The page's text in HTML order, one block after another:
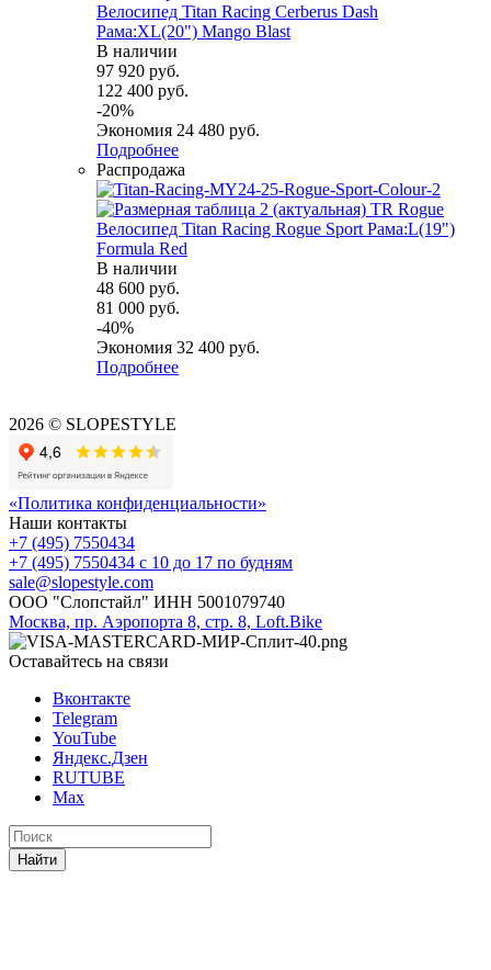
Велосипед Titan Racing Cerberus Dash
Рама:XL(20") Mango Blast
В наличии
97 920 руб.
122 400 руб.
-20%
Экономия 24 480 руб.
Подробнее
Распродажа
Велосипед Titan Racing Rogue Sport Рама:L(19")
Formula Red
В наличии
48 600 руб.
81 000 руб.
-40%
Экономия 32 400 руб.
Подробнее
2026 © SLOPESTYLE
«Политика конфиденциальности»
Наши контакты
+7 (495) 7550434
+7 (495) 7550434 с 10 до 17 по будням
sale@slopestyle.com
ООО "Слопстайл" ИНН 5001079740
Москва, пр. Аэропорта 8, стр. 8, Loft.Bike
Оставайтесь на связи
Вконтакте
Telegram
YouTube
Яндекс.Дзен
RUTUBE
Max
Найти